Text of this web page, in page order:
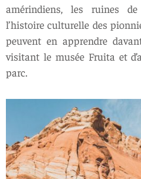
amérindiens, les ruines
l’histoire culturelle des
peuvent en apprendre
visitant le musée Fruita et
parc.